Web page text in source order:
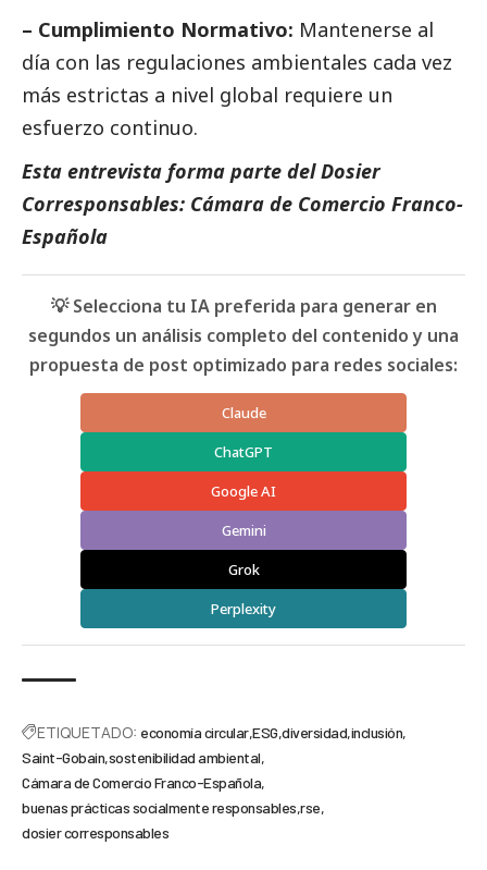
– Cumplimiento Normativo: Mantenerse al
día con las regulaciones ambientales cada vez
más estrictas a nivel global requiere un
esfuerzo continuo.
Esta entrevista forma parte del Dosier
Corresponsables: Cámara de Comercio Franco-
Española
💡 Selecciona tu IA preferida para generar en
segundos un análisis completo del contenido y una
propuesta de post optimizado para redes sociales:
Claude
ChatGPT
Google AI
Gemini
Grok
Perplexity
ETIQUETADO: economía circular ESG diversidad inclusión
Saint-Gobain sostenibilidad ambiental
Cámara de Comercio Franco-Española
buenas prácticas socialmente responsables rse
dosier corresponsables